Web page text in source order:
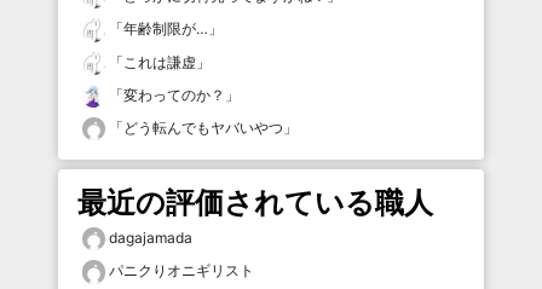
「年齢制限が… 」
「 これは謙虚 」
「変わってのか？ 」
「 どう転んでもヤバいやつ 」
最近の評価されている職人
dagajamada
パニクりオニギリスト